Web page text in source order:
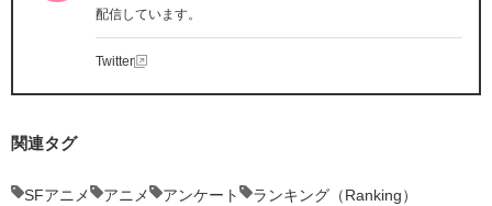
配信しています。
Twitter
関連タグ
SFアニメ アニメ アンケート ランキング（Ranking）